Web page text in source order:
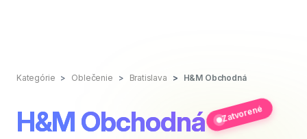
Kategórie Oblečenie Bratislava H&M Obchodná
H&M Obchodná Zatvorené